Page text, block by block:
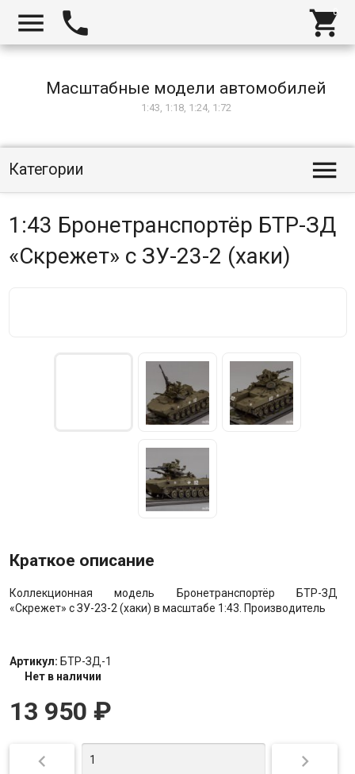
  
Масштабные модели автомобилей
1:43, 1:18, 1:24, 1:72
Категории 
1:43 Бронетранспортёр БТР-ЗД
«Скрежет» с ЗУ-23-2 (хаки)
Краткое описание
Коллекционная модель Бронетранспортёр БТР-ЗД
«Скрежет» с ЗУ-23-2 (хаки) в масштабе 1:43. Производитель
Артикул: БТР-ЗД-1
Нет в наличии
13 950 ₽
 